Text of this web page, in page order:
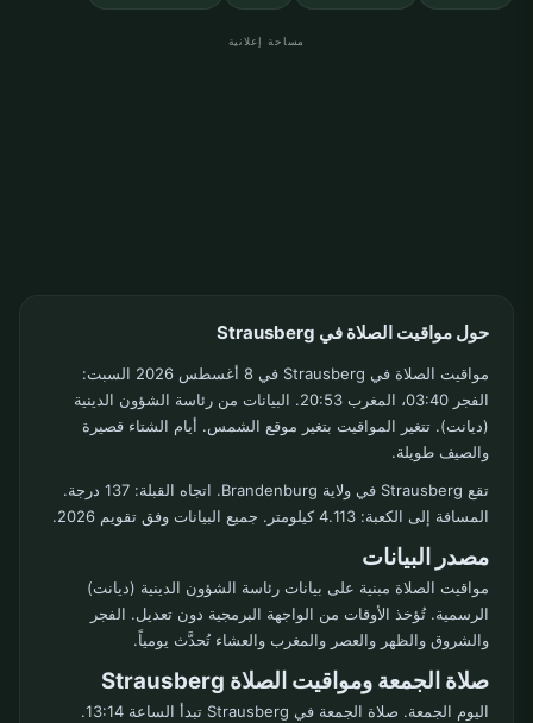
مساحة إعلانية
حول مواقيت الصلاة في Strausberg
مواقيت الصلاة في Strausberg في 8 أغسطس 2026 السبت:
الفجر 03:40، المغرب 20:53. البيانات من رئاسة الشؤون الدينية
(ديانت). تتغير المواقيت بتغير موقع الشمس. أيام الشتاء قصيرة
والصيف طويلة.
تقع Strausberg في ولاية Brandenburg. اتجاه القبلة: 137 درجة.
المسافة إلى الكعبة: 4.113 كيلومتر. جميع البيانات وفق تقويم 2026.
مصدر البيانات
مواقيت الصلاة مبنية على بيانات رئاسة الشؤون الدينية (ديانت)
الرسمية. تُؤخذ الأوقات من الواجهة البرمجية دون تعديل. الفجر
والشروق والظهر والعصر والمغرب والعشاء تُحدَّث يومياً.
صلاة الجمعة ومواقيت الصلاة Strausberg
اليوم الجمعة. صلاة الجمعة في Strausberg تبدأ الساعة 13:14.